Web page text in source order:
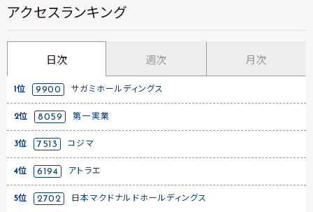
アクセスランキング
日次 週次 月次
1位 9900 サガミホールディングス
2位 8059 第一実業
3位 7513 コジマ
4位 6194 アトラエ
5位 2702 日本マクドナルドホールディングス